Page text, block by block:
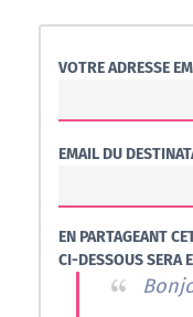
VOTRE ADRESSE
EMAIL DU
EN PARTAGEANT
CI-DESSOUS SERA